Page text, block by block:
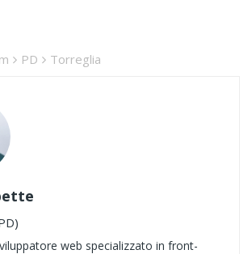
PD Torreglia
web specializzato in front-